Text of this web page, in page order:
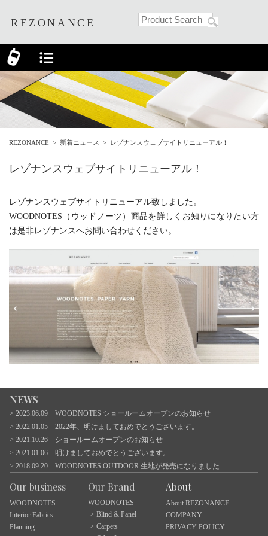
REZONANCE
REZONANCE > 新着ニュース > レゾナンスウェブサイトリニューアル！
レゾナンスウェブサイトリニューアル！
レゾナンスウェブサイトリニューアル致しました。
WOODNOTES（ウッドノーツ）商品を詳しくお知りになりたい方
は是非レゾナンスへお問い合わせください。
NEWS
2023.06.09 WOODNOTES ショールームオープンのお知らせ
2022.01.05 2022年、明けましておめでとうございます。
2021.10.26 ショールームオープンのお知らせ
2021.01.06 明けましておめでとうございます。
2018.09.20 WOODNOTES OUTDOOR 生地が発売になりました
Our business
WOODNOTES
Interior Fabrics
Planning
Our Brand
WOODNOTES
Blind & Panel
Carpets
About
About REZONANCE
COMPANY
PRIVACY POLICY